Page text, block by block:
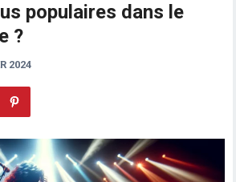
populaires dans le
?
2024